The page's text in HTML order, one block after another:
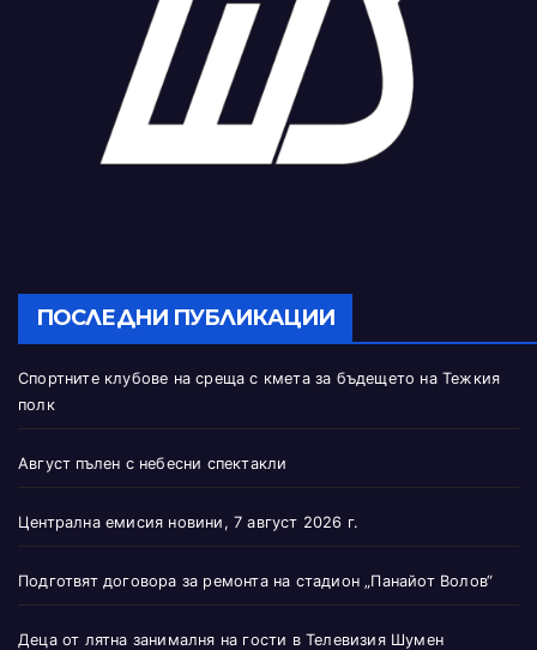
ПОСЛЕДНИ ПУБЛИКАЦИИ
Спортните клубове на среща с кмета за бъдещето на Тежкия
полк
Август пълен с небесни спектакли
Централна емисия новини, 7 август 2026 г.
Подготвят договора за ремонта на стадион „Панайот Волов“
Деца от лятна занималня на гости в Телевизия Шумен